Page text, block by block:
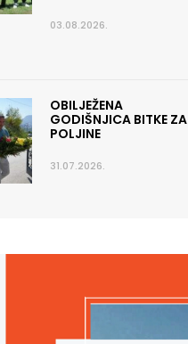
03.08.2026.
OBILJEŽENA
GODIŠNJICA BITKE ZA
POLJINE
31.07.2026.